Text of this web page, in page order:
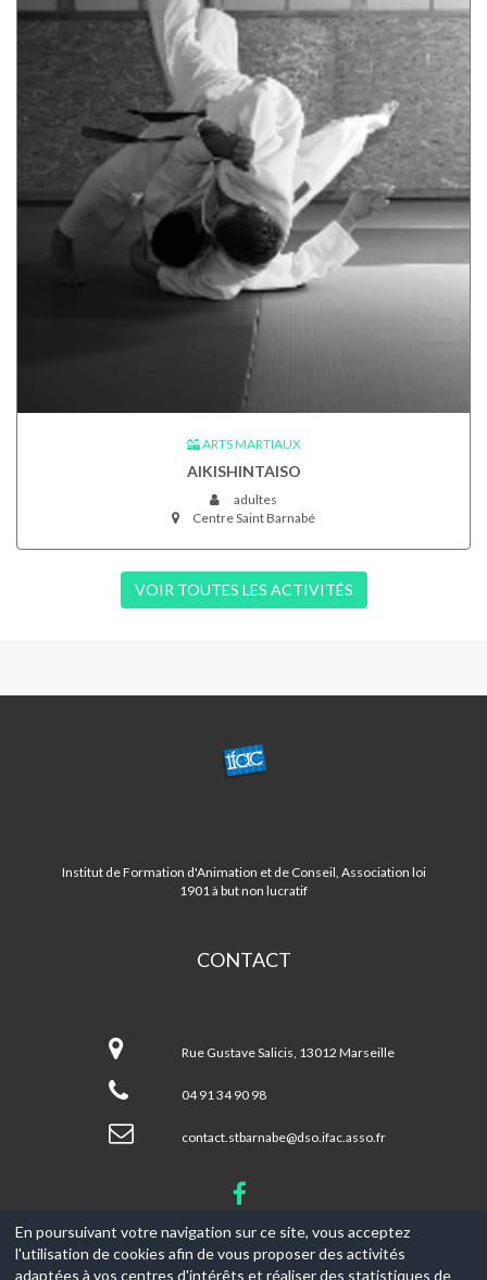
ARTS MARTIAUX
AIKISHINTAISO
adultes
Centre Saint Barnabé
VOIR TOUTES LES ACTIVITÉS
CENTRE
ST
Institut de Formation d'Animation et de Conseil, Association loi
1901 à but non lucratif
CONTACT
BARNABE/LA
FOURRAGERE
Rue Gustave Salicis, 13012 Marseille
04 91 34 90 98
contact.stbarnabe@dso.ifac.asso.fr
© 2017-2026, Ce site est propulsé par Aniapps.fr
En poursuivant votre navigation sur ce site, vous acceptez
l'utilisation de cookies afin de vous proposer des activités
adaptées à vos centres d'intérêts et réaliser des statistiques de